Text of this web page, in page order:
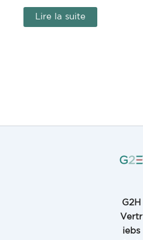
Lire la suite
G2H
Vertr
iebs